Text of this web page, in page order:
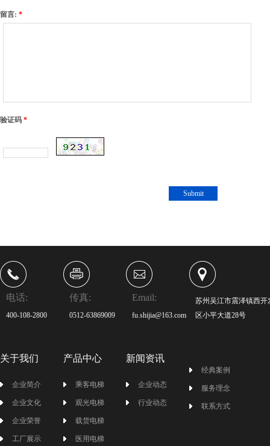
留言: *
验证码 *
Submit
电话:
400-108-2800
传真:
0512-63869009
Email:
fu.shijia@163.com
苏州吴江市震泽镇西开
区小平大道28号
关于我们
企业简介
企业文化
企业荣誉
工厂展示
产品中心
乘客电梯
观光电梯
载货电梯
医用电梯
新闻资讯
企业动态
行业动态
经典案例
服务理念
联系方式